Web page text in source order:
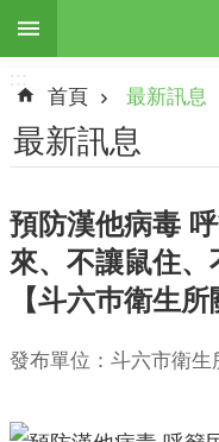
跳到主要內容區塊
進
階
搜
尋
最
新
息
所
:::
首頁 最新訊息
最新訊息
預防漢他病毒
來、不讓鼠住、
【斗六巿衛生所
發布單位：斗六市衛生